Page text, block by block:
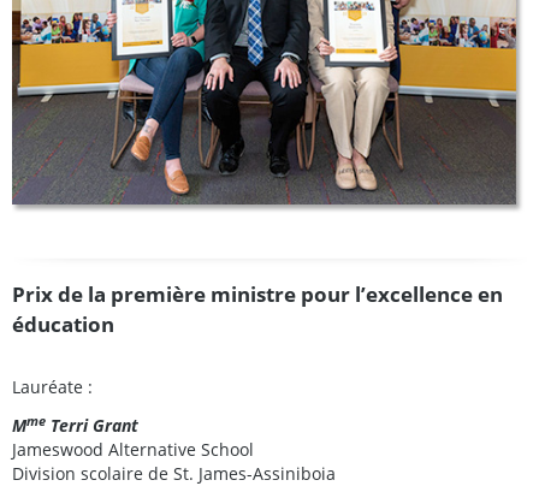
Prix de la première ministre pour l’excellence en
éducation
Lauréate :
Mme Terri Grant
Jameswood Alternative School
Division scolaire de St. James-Assiniboia